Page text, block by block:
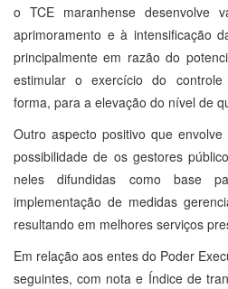
o TCE maranhense desenvolve
aprimoramento e à intensificação
principalmente em razão do
estimular o exercício do controle
forma, para a elevação do nível de
Outro aspecto positivo que
possibilidade de os gestores
neles difundidas como base
implementação de medidas
resultando em melhores serviços
Em relação aos entes do Poder
seguintes, com nota e Índice de